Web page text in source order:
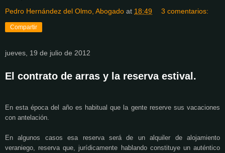
Pedro Hernández del Olmo, Abogado at 18:49 3 comentarios:
Compartir
jueves, 19 de julio de 2012
El contrato de arras y la reserva estival.
En esta época del año es habitual que la gente reserve sus vacaciones
con antelación.
En algunos casos esa reserva será de un alquiler de alojamiento
veraniego, reserva que, jurídicamente hablando constituye un auténtico